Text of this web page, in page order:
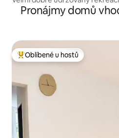
Pronájmy domů
Nejlepší v kategorii Oblíbené u
Oblíbené u hostů